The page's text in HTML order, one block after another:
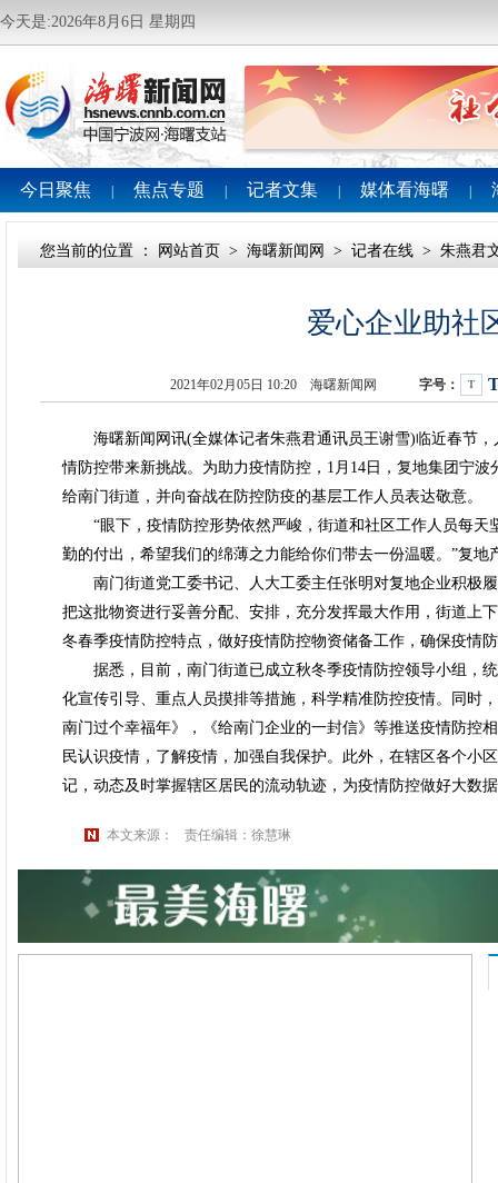
今天是:2026年8月6日 星期四
今日聚焦 焦点专题 记者文集 媒体看海曙
您当前的位置 ： 网站首页 > 海曙新闻网 > 记者在线 > 朱燕君
爱心企业助社
2021年02月05日 10:20 海曙新闻网 字号： T
海曙新闻网讯(全媒体记者朱燕君通讯员王谢雪)临近春节，
情防控带来新挑战。为助力疫情防控，1月14日，复地集团宁
给南门街道，并向奋战在防控防疫的基层工作人员表达敬意。
“眼下，疫情防控形势依然严峻，街道和社区工作人员每天
勤的付出，希望我们的绵薄之力能给你们带去一份温暖。”复
南门街道党工委书记、人大工委主任张明对复地企业积极
把这批物资进行妥善分配、安排，充分发挥最大作用，街道上
冬春季疫情防控特点，做好疫情防控物资储备工作，确保疫情
据悉，目前，南门街道已成立秋冬季疫情防控领导小组，
化宣传引导、重点人员摸排等措施，科学精准防控疫情。同时
南门过个幸福年》，《给南门企业的一封信》等推送疫情防控
民认识疫情，了解疫情，加强自我保护。此外，在辖区各个小
记，动态及时掌握辖区居民的流动轨迹，为疫情防控做好大数
本文来源： 责任编辑：徐慧琳